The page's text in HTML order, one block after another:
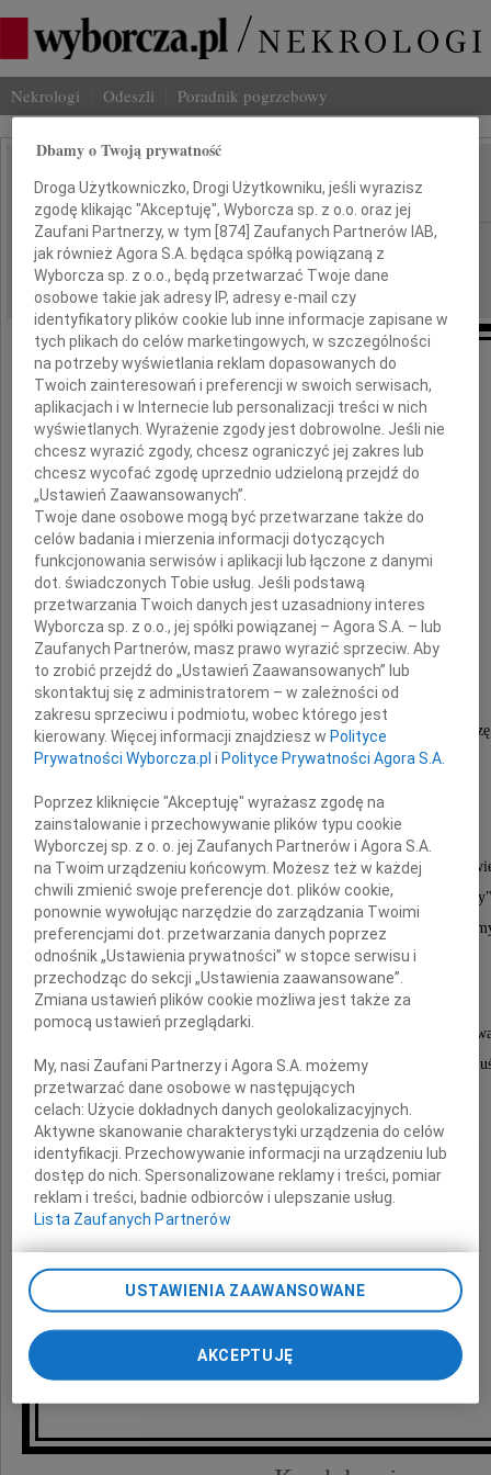
Nekrologi Odeszli Poradnik pogrzebowy
IMIĘ I NAZWISKO: Mirosław Dusza
REGION: Warszawa
DATA EMISJI: 22.04.2026
W dniu 13 kwietnia 2026 r. w Warszawie
zmarł
Mirosław Dusza
Z wielkim żalem i smutkiem żegnamy
naszego drogiego szkolnego Kolegę Mirka
Niespodziewana wiadomość o Jego śmierci
poruszyła głęboko nas wszystkich,
których gromadził wokół siebie, organizując przez
cudowne, niezapomniane spotkania "naszej
kiedy to czas jakby cofał się i zatrzymywał a my
młodzi, beztroscy, radośni.
Nic nam nie zastąpi Jego serdecznego
poczucia humoru, ciepłego, życzliwego dla wszystkich
Dziękujemy Ci Mirku, odpoczywaj w pokoju
na cmentarzu Powązki Wojskowe
dnia 28 kwietnia 2026r. o godzinie 12.00
Dbamy o Twoją prywatność
Droga Użytkowniczko, Drogi Użytkowniku, jeśli wyrazisz
zgodę klikając "Akceptuję", Wyborcza sp. z o.o. oraz jej
Zaufani Partnerzy, w tym [874 ] Zaufanych Partnerów IAB,
jak również Agora S.A. będąca spółką powiązaną z
Wyborcza sp. z o.o., będą przetwarzać Twoje dane
osobowe takie jak adresy IP, adresy e-mail czy
identyfikatory plików cookie lub inne informacje zapisane w
tych plikach do celów marketingowych, w szczególności
na potrzeby wyświetlania reklam dopasowanych do
Twoich zainteresowań i preferencji w swoich serwisach,
aplikacjach i w Internecie lub personalizacji treści w nich
wyświetlanych. Wyrażenie zgody jest dobrowolne. Jeśli nie
chcesz wyrazić zgody, chcesz ograniczyć jej zakres lub
chcesz wycofać zgodę uprzednio udzieloną przejdź do
„Ustawień Zaawansowanych”.
Twoje dane osobowe mogą być przetwarzane także do
celów badania i mierzenia informacji dotyczących
funkcjonowania serwisów i aplikacji lub łączone z danymi
dot. świadczonych Tobie usług. Jeśli podstawą
przetwarzania Twoich danych jest uzasadniony interes
Wyborcza sp. z o.o., jej spółki powiązanej – Agora S.A. – lub
Zaufanych Partnerów, masz prawo wyrazić sprzeciw. Aby
to zrobić przejdź do „Ustawień Zaawansowanych” lub
skontaktuj się z administratorem – w zależności od
zakresu sprzeciwu i podmiotu, wobec którego jest
kierowany. Więcej informacji znajdziesz w Polityce
Prywatności Wyborcza.pl i Polityce Prywatności Agora S.A.
Poprzez kliknięcie "Akceptuję" wyrażasz zgodę na
zainstalowanie i przechowywanie plików typu cookie
Wyborczej sp. z o. o. jej Zaufanych Partnerów i Agora S.A.
na Twoim urządzeniu końcowym. Możesz też w każdej
chwili zmienić swoje preferencje dot. plików cookie,
ponownie wywołując narzędzie do zarządzania Twoimi
preferencjami dot. przetwarzania danych poprzez
odnośnik „Ustawienia prywatności” w stopce serwisu i
przechodząc do sekcji „Ustawienia zaawansowane”.
Zmiana ustawień plików cookie możliwa jest także za
pomocą ustawień przeglądarki.
My, nasi Zaufani Partnerzy i Agora S.A. możemy
przetwarzać dane osobowe w następujących
celach:Użycie dokładnych danych geolokalizacyjnych.
Aktywne skanowanie charakterystyki urządzenia do celów
identyfikacji. Przechowywanie informacji na urządzeniu lub
dostęp do nich. Spersonalizowane reklamy i treści, pomiar
reklam i treści, badnie odbiorców i ulepszanie usług.
Lista Zaufanych Partnerów
USTAWIENIA ZAAWANSOWANE
AKCEPTUJĘ